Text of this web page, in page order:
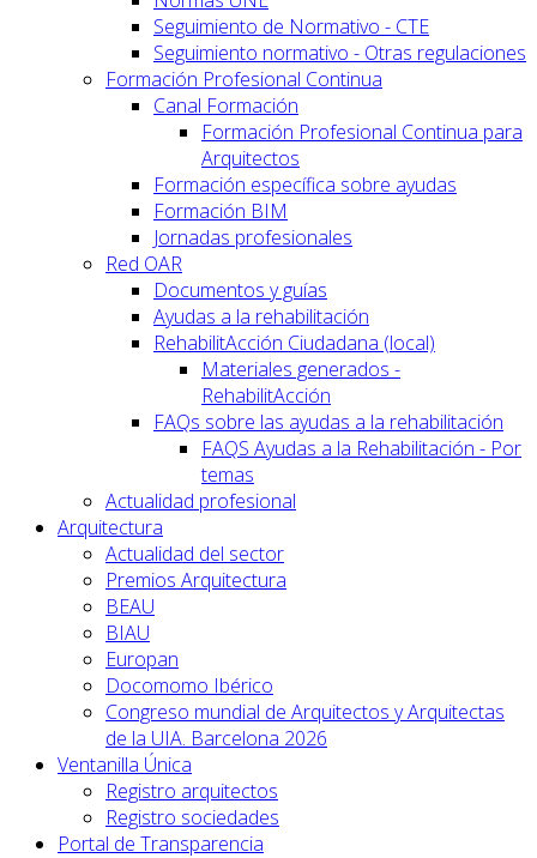
Seguimiento de Normativo - CTE
Seguimiento normativo - Otras regulaciones
Formación Profesional Continua
Canal Formación
Formación Profesional Continua para
Arquitectos
Formación específica sobre ayudas
Formación BIM
Jornadas profesionales
Red OAR
Documentos y guías
Ayudas a la rehabilitación
RehabilitAcción Ciudadana (local)
Materiales generados -
RehabilitAcción
FAQs sobre las ayudas a la rehabilitación
FAQS Ayudas a la Rehabilitación - Por
temas
Actualidad profesional
Arquitectura
Actualidad del sector
Premios Arquitectura
BEAU
BIAU
Europan
Docomomo Ibérico
Congreso mundial de Arquitectos y Arquitectas
de la UIA. Barcelona 2026
Ventanilla Única
Registro arquitectos
Registro sociedades
Portal de Transparencia